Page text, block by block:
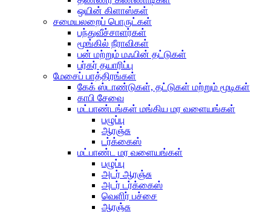
ஒயின் கிளாஸ்கள்
சமையலறைப் பொருட்கள்
பந்துவீச்சாளர்கள்
மூங்கில் நீராவிகள்
பன் மற்றும் மஃபின் தட்டுகள்
பர்கர் தயாரிப்பு
மேசைப் பாத்திரங்கள்
கேக் ஸ்டாண்டுகள், தட்டுகள் மற்றும் மூடிகள்
காபி சேவை
மட்பாண்டங்கள் மங்கிய மர வளையங்கள்
பழுப்பு
ஆரஞ்சு
டர்க்கைஸ்
மட்பாண்ட மர வளையங்கள்
பழுப்பு
அடர் ஆரஞ்சு
அடர் டர்க்கைஸ்
வெளிர் பச்சை
ஆரஞ்சு